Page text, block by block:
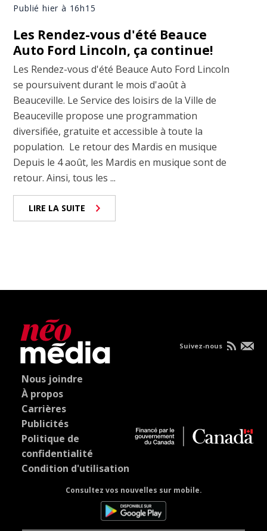
Publié hier à 16h15
Les Rendez-vous d'été Beauce
Auto Ford Lincoln, ça continue!
Les Rendez-vous d'été Beauce Auto Ford Lincoln
se poursuivent durant le mois d'août à
Beauceville. Le Service des loisirs de la Ville de
Beauceville propose une programmation
diversifiée, gratuite et accessible à toute la
population. Le retour des Mardis en musique
Depuis le 4 août, les Mardis en musique sont de
retour. Ainsi, tous les ...
LIRE LA SUITE
Nous joindre
À propos
Carrières
Publicités
Politique de
confidentialité
Condition d'utilisation
Consultez vos nouvelles sur mobile.
Suivez-nous